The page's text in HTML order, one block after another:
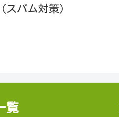
パム対策）
覧